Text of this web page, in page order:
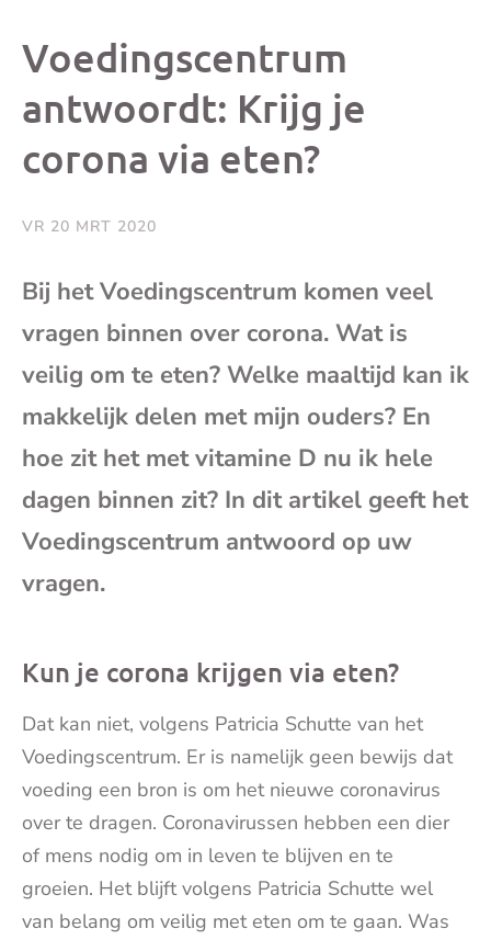
bericht
op
Voedingscentrum
antwoordt: Krijg je
corona via eten?
VR 20 MRT 2020
Bij het Voedingscentrum komen veel
vragen binnen over corona. Wat is
veilig om te eten? Welke maaltijd kan ik
makkelijk delen met mijn ouders? En
hoe zit het met vitamine D nu ik hele
dagen binnen zit? In dit artikel geeft het
Voedingscentrum antwoord op uw
vragen.
Kun je corona krijgen via eten?
Dat kan niet, volgens Patricia Schutte van het
Voedingscentrum. Er is namelijk geen bewijs dat
voeding een bron is om het nieuwe coronavirus
over te dragen. Coronavirussen hebben een dier
of mens nodig om in leven te blijven en te
groeien. Het blijft volgens Patricia Schutte wel
van belang om veilig met eten om te gaan. Was